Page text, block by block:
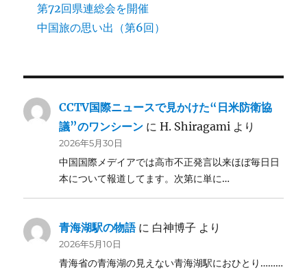
第72回県連総会を開催
中国旅の思い出（第6回）
CCTV国際ニュースで見かけた“日米防衛協
議”のワンシーン にH. Shiragami より
2026年5月30日
中国国際メデイアでは高市不正発言以来ほぼ毎日日
本について報道してます。次第に単に…
青海湖駅の物語に 白神博子 より
2026年5月10日
青海省の青海湖の見えない青海湖駅におひとり………